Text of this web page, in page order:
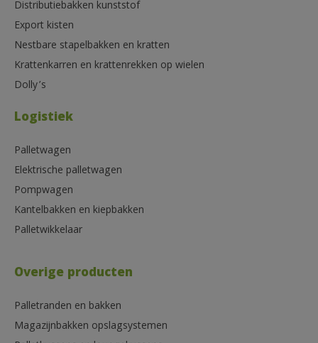
Distributiebakken kunststof
Export kisten
Nestbare stapelbakken en kratten
Krattenkarren en krattenrekken op wielen
Dolly’s
Logistiek
Palletwagen
Elektrische palletwagen
Pompwagen
Kantelbakken en kiepbakken
Palletwikkelaar
Overige producten
Palletranden en bakken
Magazijnbakken opslagsystemen